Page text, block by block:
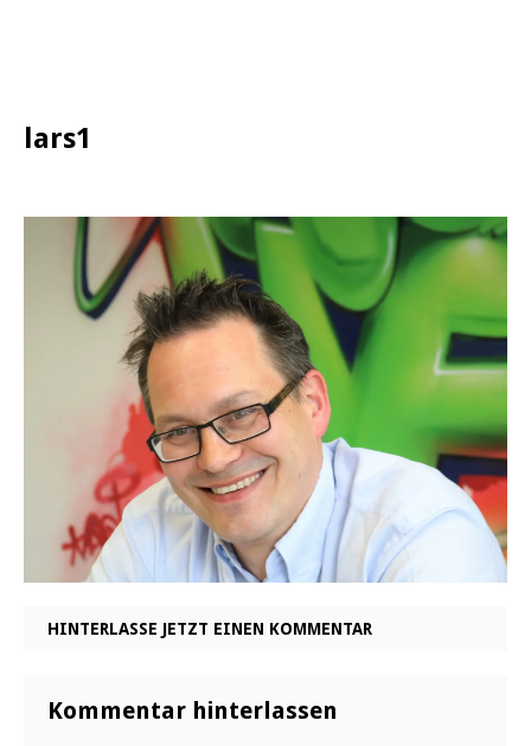
lars1
HINTERLASSE JETZT EINEN KOMMENTAR
Kommentar hinterlassen